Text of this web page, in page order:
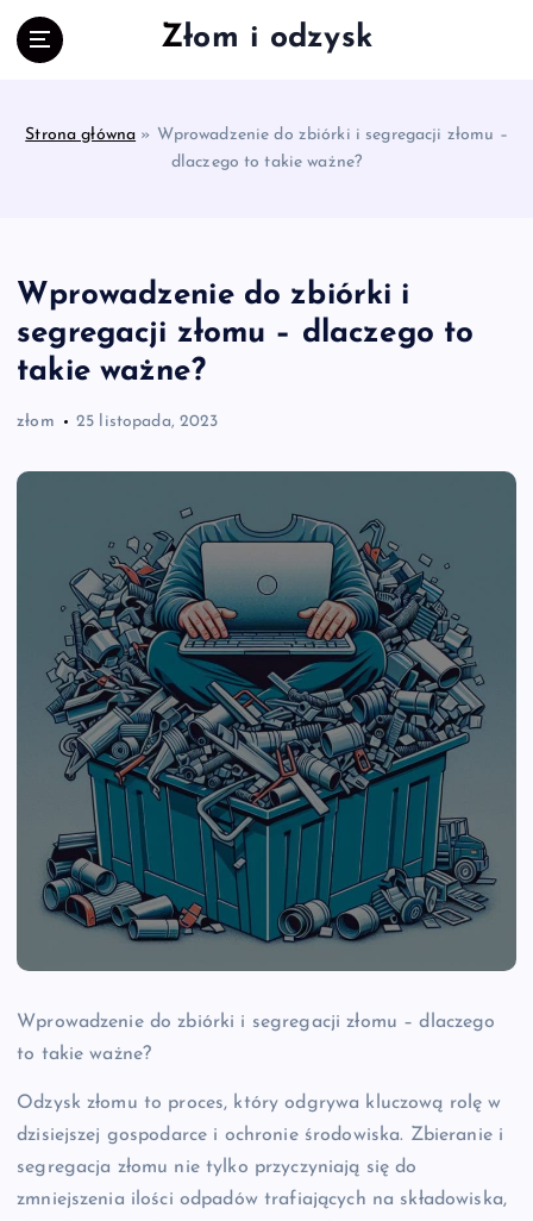
Złom i odzysk
Strona główna » Wprowadzenie do zbiórki i segregacji złomu –
dlaczego to takie ważne?
Wprowadzenie do zbiórki i
segregacji złomu – dlaczego to
takie ważne?
złom 25 listopada, 2023
Wprowadzenie do zbiórki i segregacji złomu – dlaczego
to takie ważne?
Odzysk złomu to proces, który odgrywa kluczową rolę w
dzisiejszej gospodarce i ochronie środowiska. Zbieranie i
segregacja złomu nie tylko przyczyniają się do
zmniejszenia ilości odpadów trafiających na składowiska,